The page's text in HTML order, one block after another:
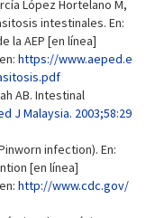
López Hortelano M,
intestinales. En:
la AEP [en línea]
https://www.aeped.e
AB. Intestinal
J Malaysia. 2003;58:29
infection). En:
[en línea]
http://www.cdc.gov/